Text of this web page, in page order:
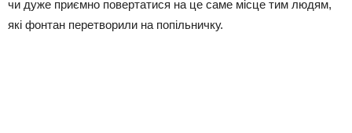
чи дуже приємно повертатися на це саме місце тим людям,
які фонтан перетворили на попільничку.